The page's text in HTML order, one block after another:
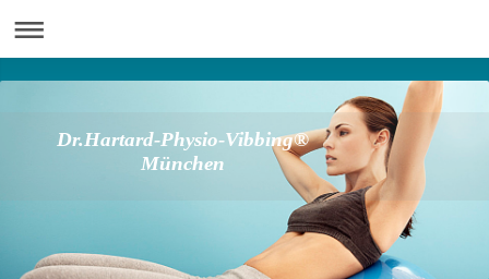
Dr.Hartard-Physio-Vibbing®
München